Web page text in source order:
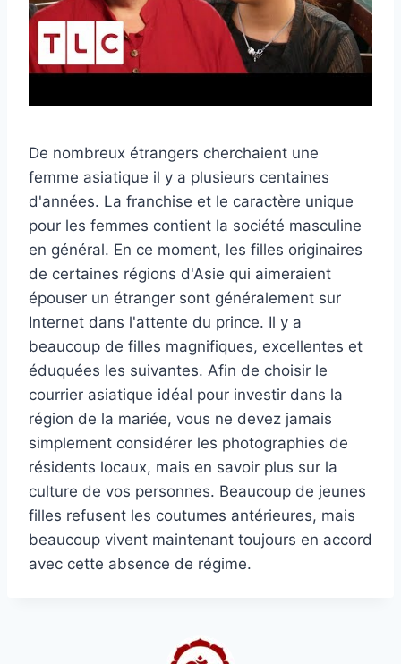
De nombreux étrangers cherchaient une
femme asiatique il y a plusieurs centaines
d'années. La franchise et le caractère unique
pour les femmes contient la société masculine
en général. En ce moment, les filles originaires
de certaines régions d'Asie qui aimeraient
épouser un étranger sont généralement sur
Internet dans l'attente du prince. Il y a
beaucoup de filles magnifiques, excellentes et
éduquées les suivantes. Afin de choisir le
courrier asiatique idéal pour investir dans la
région de la mariée, vous ne devez jamais
simplement considérer les photographies de
résidents locaux, mais en savoir plus sur la
culture de vos personnes. Beaucoup de jeunes
filles refusent les coutumes antérieures, mais
beaucoup vivent maintenant toujours en accord
avec cette absence de régime.